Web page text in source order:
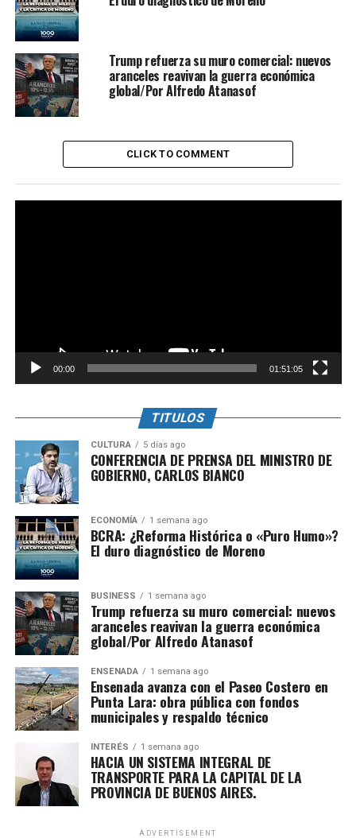
Trump refuerza su muro comercial: nuevos
aranceles reavivan la guerra económica
global/Por Alfredo Atanasof
CLICK TO COMMENT
Reproductor
00:00 01:51:05
TITULOS
CULTURA 5 días ago
CONFERENCIA DE PRENSA DEL MINISTRO DE
GOBIERNO, CARLOS BIANCO
ECONOMÍA 1 semana ago
BCRA: ¿Reforma Histórica o «Puro Humo»?
El duro diagnóstico de Moreno
BUSINESS 1 semana ago
Trump refuerza su muro comercial: nuevos
aranceles reavivan la guerra económica
global/Por Alfredo Atanasof
ENSENADA 1 semana ago
Ensenada avanza con el Paseo Costero en
Punta Lara: obra pública con fondos
municipales y respaldo técnico
INTERÉS 1 semana ago
HACIA UN SISTEMA INTEGRAL DE
TRANSPORTE PARA LA CAPITAL DE LA
PROVINCIA DE BUENOS AIRES.
ADVERTISEMENT